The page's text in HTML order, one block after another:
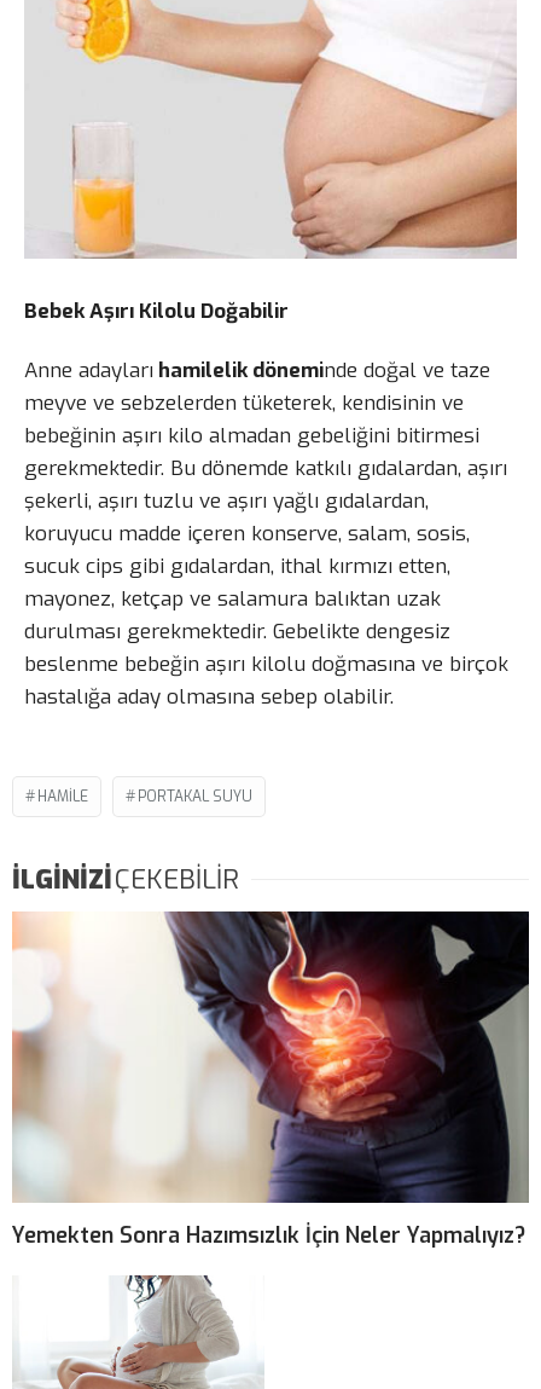
Bebek Aşırı Kilolu Doğabilir
Anne adayları hamilelik döneminde doğal ve taze
meyve ve sebzelerden tüketerek, kendisinin ve
bebeğinin aşırı kilo almadan gebeliğini bitirmesi
gerekmektedir. Bu dönemde katkılı gıdalardan, aşırı
şekerli, aşırı tuzlu ve aşırı yağlı gıdalardan,
koruyucu madde içeren konserve, salam, sosis,
sucuk cips gibi gıdalardan, ithal kırmızı etten,
mayonez, ketçap ve salamura balıktan uzak
durulması gerekmektedir. Gebelikte dengesiz
beslenme bebeğin aşırı kilolu doğmasına ve birçok
hastalığa aday olmasına sebep olabilir.
HAMILE PORTAKAL SUYU
İLGİNİZİÇEKEBİLİR
Yemekten Sonra Hazımsızlık İçin Neler Yapmalıyız?